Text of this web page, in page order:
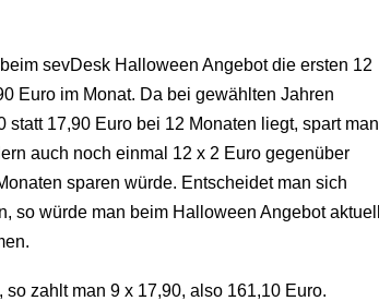
sevDesk Halloween Angebot die ersten 12
Euro im Monat. Da bei gewählten Jahren
statt 17,90 Euro bei 12 Monaten liegt, spart man
auch noch einmal 12 x 2 Euro gegenüber
sparen würde. Entscheidet man sich
so würde man beim Halloween Angebot aktuell
zahlt man 9 x 17,90, also 161,10 Euro.